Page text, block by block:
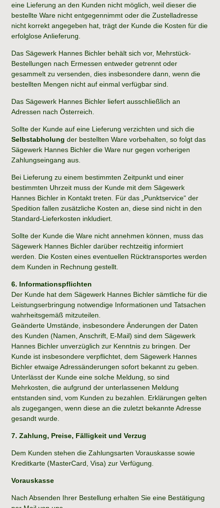
eine Lieferung an den Kunden nicht möglich, weil dieser die
bestellte Ware nicht entgegennimmt oder die Zustelladresse
nicht korrekt angegeben hat, trägt der Kunde die Kosten für die
erfolglose Anlieferung.
Das Sägewerk Hannes Bichler behält sich vor, Mehrstück-
Bestellungen nach Ermessen entweder getrennt oder
gesammelt zu versenden, dies insbesondere dann, wenn die
bestellten Mengen nicht auf einmal verfügbar sind.
Das Sägewerk Hannes Bichler liefert ausschließlich an
Adressen nach Österreich.
Sollte der Kunde auf eine Lieferung verzichten und sich die
Selbstabholung der bestellten Ware vorbehalten, so folgt das
Sägewerk Hannes Bichler die Ware nur gegen vorherigen
Zahlungseingang aus.
Bei Lieferung zu einem bestimmten Zeitpunkt und einer
bestimmten Uhrzeit muss der Kunde mit dem Sägewerk
Hannes Bichler in Kontakt treten. Für das „Punktservice“ der
Spedition fallen zusätzliche Kosten an, diese sind nicht in den
Standard-Lieferkosten inkludiert.
Sollte der Kunde die Ware nicht annehmen können, muss das
Sägewerk Hannes Bichler darüber rechtzeitig informiert
werden. Die Kosten eines eventuellen Rücktransportes werden
dem Kunden in Rechnung gestellt.
6. Informationspflichten
Der Kunde hat dem Sägewerk Hannes Bichler sämtliche für die
Leistungserbringung notwendige Informationen und Tatsachen
wahrheitsgemäß mitzuteilen.
Geänderte Umstände, insbesondere Änderungen der Daten
des Kunden (Namen, Anschrift, E-Mail) sind dem Sägewerk
Hannes Bichler unverzüglich zur Kenntnis zu bringen. Der
Kunde ist insbesondere verpflichtet, dem Sägewerk Hannes
Bichler etwaige Adressänderungen sofort bekannt zu geben.
Unterlässt der Kunde eine solche Meldung, so sind
Mehrkosten, die aufgrund der unterlassenen Meldung
entstanden sind, vom Kunden zu bezahlen. Erklärungen gelten
als zugegangen, wenn diese an die zuletzt bekannte Adresse
gesandt wurde.
7. Zahlung, Preise, Fälligkeit und Verzug
Dem Kunden stehen die Zahlungsarten Vorauskasse sowie
Kreditkarte (MasterCard, Visa) zur Verfügung.
Vorauskasse
Nach Absenden Ihrer Bestellung erhalten Sie eine Bestätigung